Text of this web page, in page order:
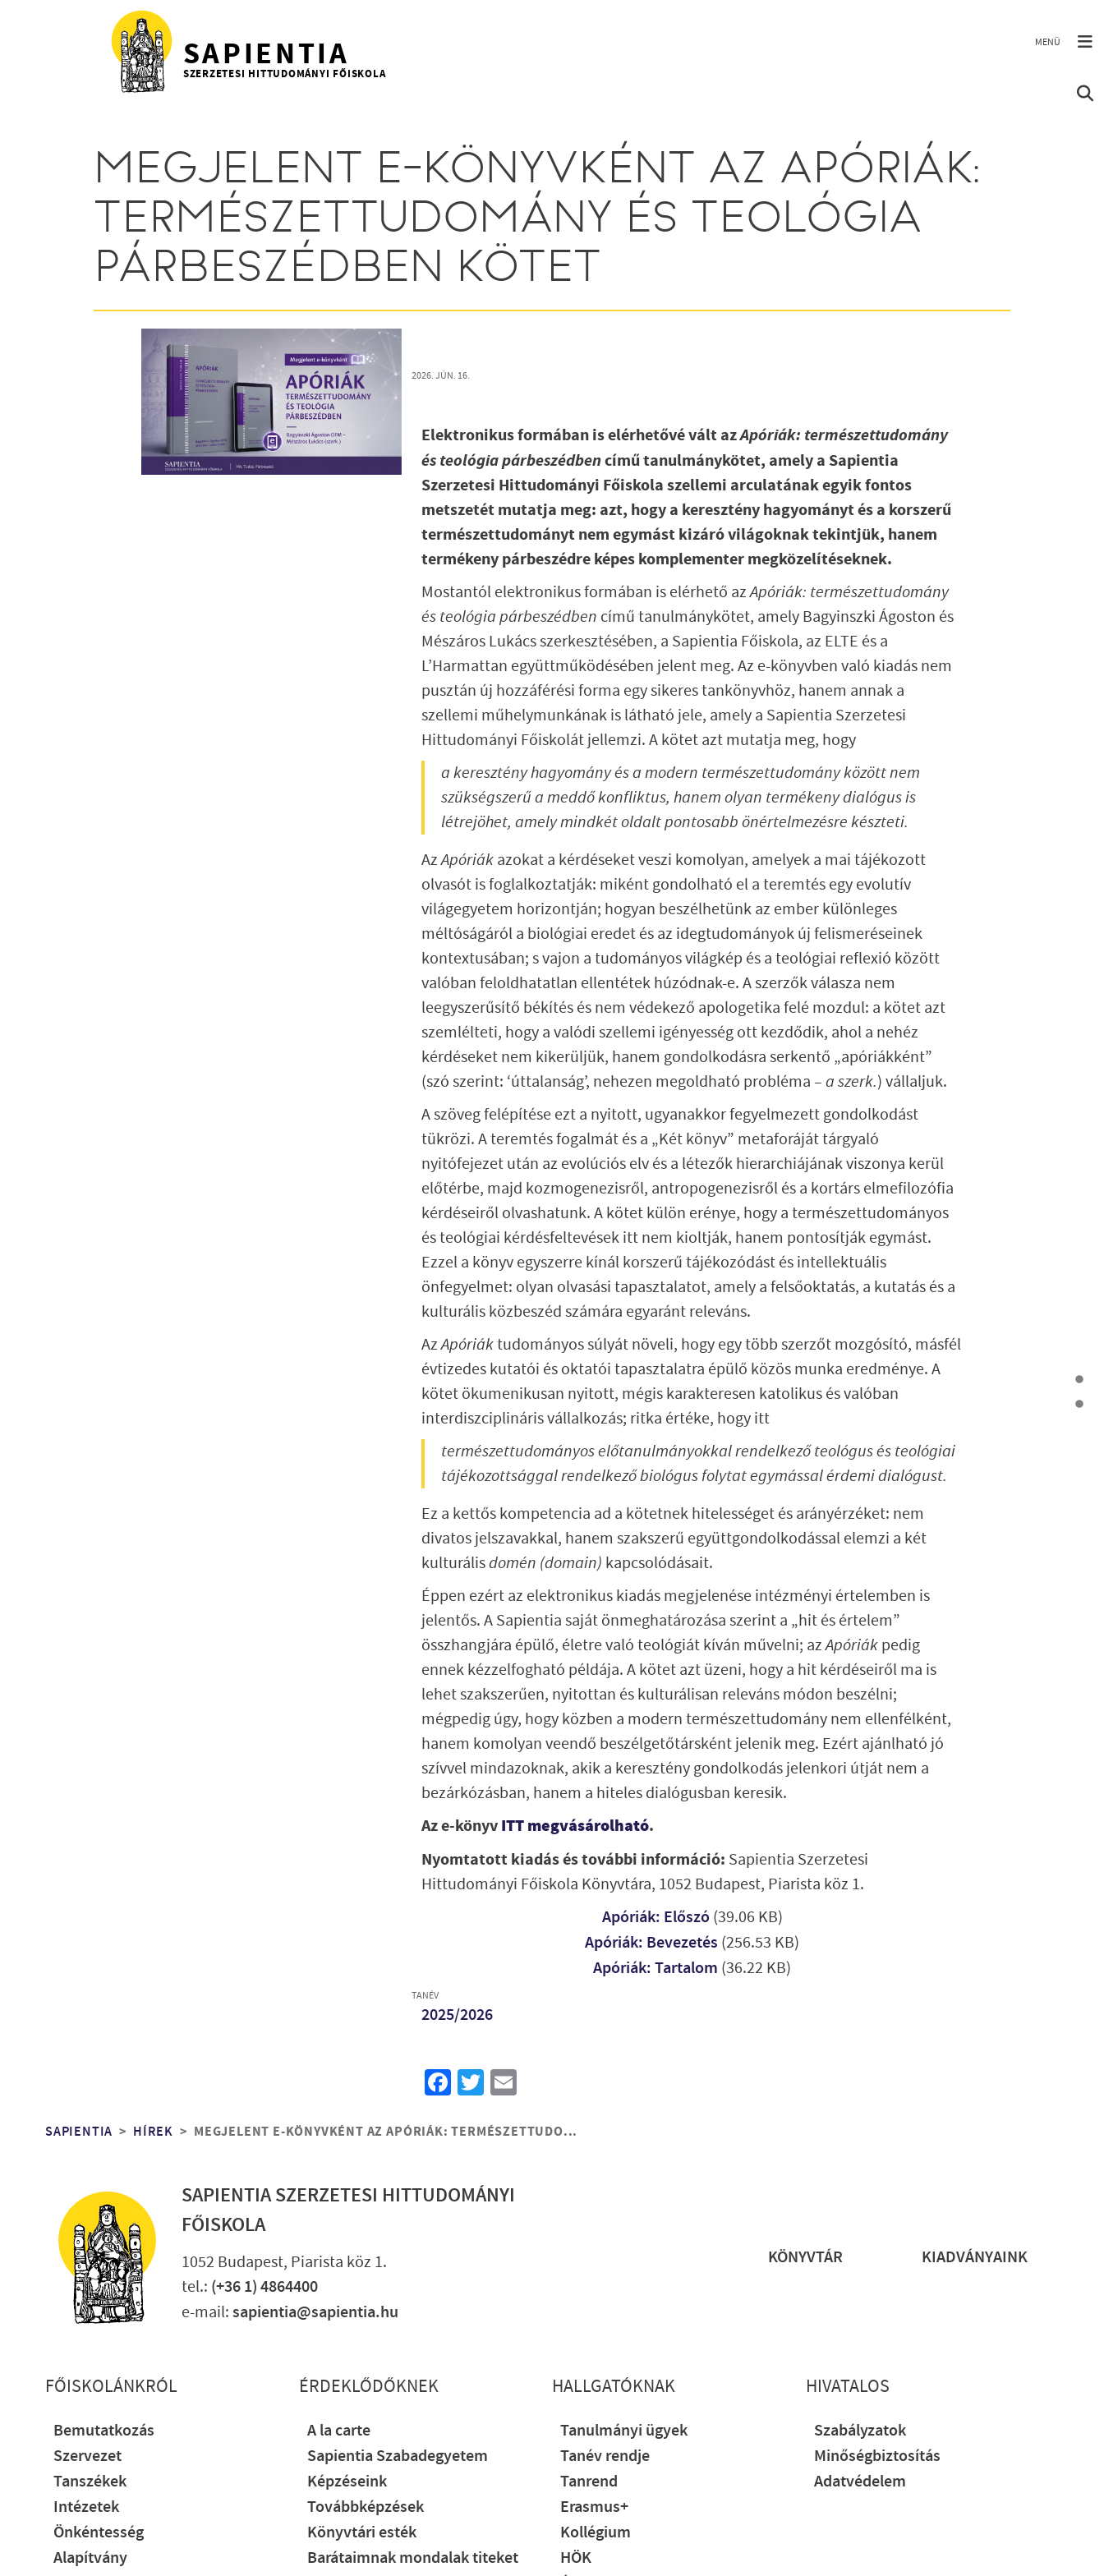
Ugrás a tartalomra
SAPIENTIA
SZERZETESI HITTUDOMÁNYI FŐISKOLA
MEGJELENT E-KÖNYVKÉNT AZ APÓRIÁK:
TERMÉSZETTUDOMÁNY ÉS TEOLÓGIA
PÁRBESZÉDBEN KÖTET
2026. JÚN. 16.
Elektronikus formában is elérhetővé vált azApóriák: természettudomány
és teológia párbeszédbencímű tanulmánykötet, amely a Sapientia
Szerzetesi Hittudományi Főiskola szellemi arculatának egyik fontos
metszetét mutatja meg: azt, hogy a keresztény hagyományt és a korszerű
természettudományt nem egymást kizáró világoknak tekintjük, hanem
termékeny párbeszédre képes komplementer megközelítéseknek.
Mostantól elektronikus formában is elérhető azApóriák: természettudomány
és teológia párbeszédben című tanulmánykötet, amely Bagyinszki Ágoston és
Mészáros Lukács szerkesztésében, a Sapientia Főiskola, az ELTE és a
L’Harmattan együttműködésében jelent meg. Az e-könyvben való kiadás nem
pusztán új hozzáférési forma egy sikeres tankönyvhöz, hanem annak a
szellemi műhelymunkának is látható jele, amely a Sapientia Szerzetesi
Hittudományi Főiskolát jellemzi. A kötet azt mutatja meg, hogy
a keresztény hagyomány és a modern természettudomány között nem
szükségszerű a meddő konfliktus, hanem olyan termékeny dialógus is
létrejöhet, amely mindkét oldalt pontosabb önértelmezésre készteti.
AzApóriák azokat a kérdéseket veszi komolyan, amelyek a mai tájékozott
olvasót is foglalkoztatják: miként gondolható el a teremtés egy evolutív
világegyetem horizontján; hogyan beszélhetünk az ember különleges
méltóságáról a biológiai eredet és az idegtudományok új felismeréseinek
kontextusában; s vajon a tudományos világkép és a teológiai reflexió között
valóban feloldhatatlan ellentétek húzódnak-e. A szerzők válasza nem
leegyszerűsítő békítés és nem védekező apologetika felé mozdul: a kötet azt
szemlélteti, hogy a valódi szellemi igényesség ott kezdődik, ahol a nehéz
kérdéseket nem kikerüljük, hanem gondolkodásra serkentő „apóriákként”
(szó szerint: ‘úttalanság’, nehezen megoldható probléma –a szerk.) vállaljuk.
A szöveg felépítése ezt a nyitott, ugyanakkor fegyelmezett gondolkodást
tükrözi. A teremtés fogalmát és a „Két könyv” metaforáját tárgyaló
nyitófejezet után az evolúciós elv és a létezők hierarchiájának viszonya kerül
előtérbe, majd kozmogenezisről, antropogenezisről és a kortárs elmefilozófia
kérdéseiről olvashatunk. A kötet külön erénye, hogy a természettudományos
és teológiai kérdésfeltevések itt nem kioltják, hanem pontosítják egymást.
Ezzel a könyv egyszerre kínál korszerű tájékozódást és intellektuális
önfegyelmet: olyan olvasási tapasztalatot, amely a felsőoktatás, a kutatás és a
kulturális közbeszéd számára egyaránt releváns.
AzApóriáktudományos súlyát növeli, hogy egy több szerzőt mozgósító, másfél
évtizedes kutatói és oktatói tapasztalatra épülő közös munka eredménye. A
kötet ökumenikusan nyitott, mégis karakteresen katolikus és valóban
interdiszciplináris vállalkozás; ritka értéke, hogy itt
természettudományos előtanulmányokkal rendelkező teológus és teológiai
tájékozottsággal rendelkező biológus folytat egymással érdemi dialógust.
Ez a kettős kompetencia ad a kötetnek hitelességet és arányérzéket: nem
divatos jelszavakkal, hanem szakszerű együttgondolkodással elemzi a két
kulturálisdomén (domain) kapcsolódásait.
Éppen ezért az elektronikus kiadás megjelenése intézményi értelemben is
jelentős. A Sapientia saját önmeghatározása szerint a „hit és értelem”
összhangjára épülő, életre való teológiát kíván művelni; azApóriák pedig
ennek kézzelfogható példája. A kötet azt üzeni, hogy a hit kérdéseiről ma is
lehet szakszerűen, nyitottan és kulturálisan releváns módon beszélni;
mégpedig úgy, hogy közben a modern természettudomány nem ellenfélként,
hanem komolyan veendő beszélgetőtársként jelenik meg. Ezért ajánlható jó
szívvel mindazoknak, akik a keresztény gondolkodás jelenkori útját nem a
bezárkózásban, hanem a hiteles dialógusban keresik.
Az e-könyvITT megvásárolható.
Nyomtatott kiadás és további információ: Sapientia Szerzetesi
Hittudományi Főiskola Könyvtára, 1052 Budapest, Piarista köz 1.
Apóriák: Előszó (39.06 KB)
Apóriák: Bevezetés (256.53 KB)
Apóriák: Tartalom (36.22 KB)
TANÉV
2025/2026
Facebook
Twitter
Morzsa
SAPIENTIA HÍREK MEGJELENT E-KÖNYVKÉNT AZ APÓRIÁK: TERMÉSZETTUDO...
SAPIENTIA SZERZETESI HITTUDOMÁNYI
FŐISKOLA
1052 Budapest, Piarista köz 1.
tel.: (+36 1) 4864400
e-mail:sapientia@sapientia.hu
KÖNYVTÁR KIADVÁNYAINK
Lábléc részletes
FŐISKOLÁNKRÓL
Bemutatkozás
Szervezet
Tanszékek
Intézetek
Önkéntesség
Alapítvány
ÉRDEKLŐDŐKNEK
A la carte
Sapientia Szabadegyetem
Képzéseink
Továbbképzések
Könyvtári esték
Barátaimnak mondalak titeket
HALLGATÓKNAK
Tanulmányi ügyek
Tanév rendje
Tanrend
Erasmus+
Kollégium
HÖK
HIVATALOS
Szabályzatok
Minőségbiztosítás
Adatvédelem